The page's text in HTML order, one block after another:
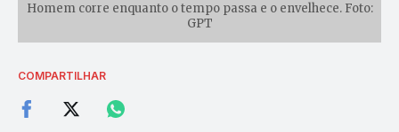
Homem corre enquanto o tempo passa e o envelhece. Foto:
GPT
COMPARTILHAR